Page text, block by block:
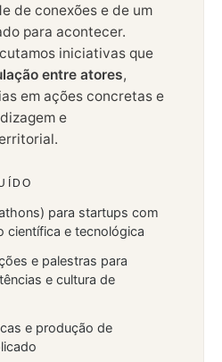
de conexões e de um
para acontecer.
iniciativas que
entre atores,
em ações concretas e
e
para startups com
científica e tecnológica
e palestras para
e cultura de
e produção de